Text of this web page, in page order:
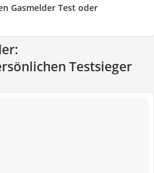
Gasmelder Test oder
Testsieger